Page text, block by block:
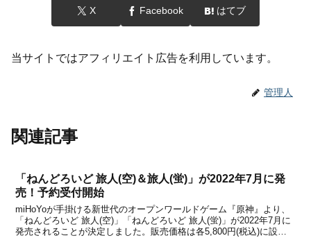
X Facebook はてブ
当サイトではアフィリエイト広告を利用しています。
管理人
関連記事
「ねんどろいど 旅人(空)＆旅人(蛍)」が2022年7月に発
売！予約受付開始
miHoYoが手掛ける新世代のオープンワールドゲーム『原神』より、
「ねんどろいど 旅人(空)」「ねんどろいど 旅人(蛍)」が2022年7月に
発売されることが決定しました。販売価格は各5,800円(税込)に設定